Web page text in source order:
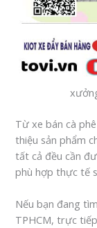
Từ xe bán cà
thiệu sản phẩm
tất cả đều cần
phù hợp thực tế
Nếu bạn đang
TPHCM, trực